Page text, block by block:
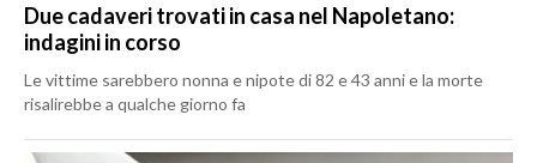
Due cadaveri trovati in casa nel Napoletano:
indagini in corso
Le vittime sarebbero nonna e nipote di 82 e 43 anni e la morte
risalirebbe a qualche giorno fa